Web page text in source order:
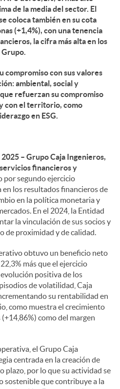
de la media del sector. El
coloca también en su cota
(+1,4%), con una tenencia
la cifra más alta en los
compromiso con sus valores
ambiental, social y
refuerzan su compromiso
con el territorio, como
en ESG.
– Grupo Caja Ingenieros,
financieros y
por segundo ejercicio
los resultados financieros de
en la política monetaria y
En el 2024, la Entidad
la vinculación de sus socios y
de proximidad y de calidad.
obtuvo un beneficio neto
más que el ejercicio
positiva de los
de volatilidad, Caja
su rentabilidad en
como muestra el crecimiento
como del margen
el Grupo Caja
centrada en la creación de
plazo, por lo que su actividad se
sostenible que contribuye a la